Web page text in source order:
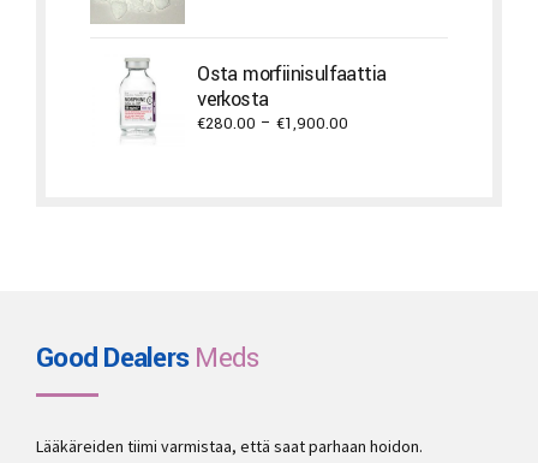
through
€11,700.00
Osta morfiinisulfaattia
verkosta
€280.00 – €1,900.00
Good DealersMeds
Lääkäreiden tiimi varmistaa, että saat parhaan hoidon.